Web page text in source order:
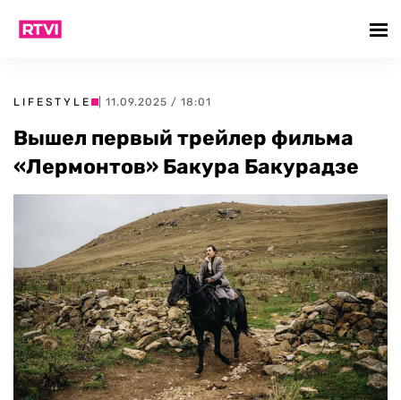
LIFESTYLE | 11.09.2025 / 18:01
Вышел первый трейлер фильма
«Лермонтов» Бакура Бакурадзе